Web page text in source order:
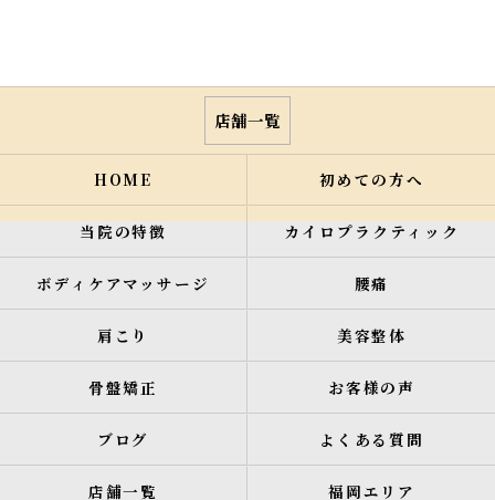
店舗一覧
HOME 初めての方へ
当院の特徴 カイロプラクティック
ボディケアマッサージ 腰痛
肩こり 美容整体
骨盤矯正 お客様の声
ブログ よくある質問
店舗一覧 福岡エリア